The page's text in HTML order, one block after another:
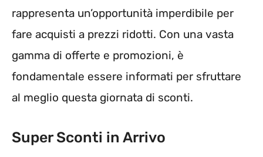
rappresenta un’opportunità imperdibile per
fare acquisti a prezzi ridotti. Con una vasta
gamma di offerte e promozioni, è
fondamentale essere informati per sfruttare
al meglio questa giornata di sconti.
Super Sconti in Arrivo